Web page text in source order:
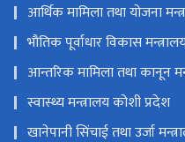
आर्थिक मामिला तथा योजना
भौतिक पूर्वाधार विकास
आन्तरिक मामिला तथा कानून
स्वास्थ्य मन्त्रालय कोशी प्रदेश
खानेपानी सिंचाई तथा उर्जा